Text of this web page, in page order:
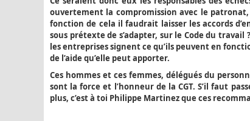
ouvertement la compromission avec le
fonction de cela il faudrait laisser les accords
sous prétexte de s’adapter, sur le Code du
les entreprises signent ce qu’ils peuvent en
de l’aide qu’elle peut apporter.
Ces hommes et ces femmes, délégués du
sont la force et l’honneur de la CGT. S’il faut
plus, c’est à toi Philippe Martinez que ces